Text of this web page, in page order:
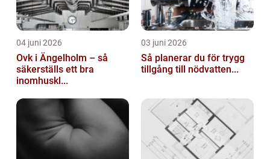
04 juni 2026
Ovk i Ängelholm – så
säkerställs ett bra
inomhuskl...
03 juni 2026
Så planerar du för trygg
tillgång till nödvatten...